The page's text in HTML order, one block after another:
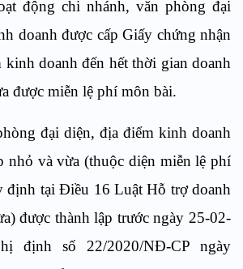
động chi nhánh, văn phòng đại
doanh được cấp Giấy chứng nhận
doanh đến hết thời gian doanh
được miễn lệ phí môn bài.
đại diện, địa điểm kinh doanh
nhỏ và vừa (thuộc diện miễn lệ phí
định tại Điều 16 Luật Hỗ trợ doanh
được thành lập trước ngày 25-02-
định số 22/2020/NĐ-CP ngày